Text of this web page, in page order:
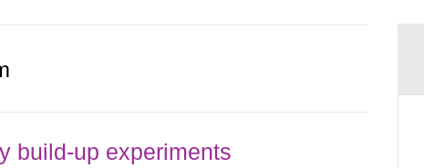
build-up experiments